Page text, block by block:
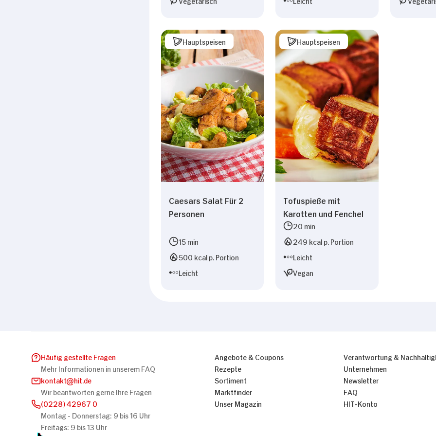
Hauptspeisen
Caesars Salat Für 2
Personen
15 min
500 kcal p. Portion
Leicht
Hauptspeisen
Tofuspieße mit
Karotten und Fenchel
20 min
249 kcal p. Portion
Leicht
Vegan
Häufig gestellte Fragen
Mehr Informationen in unserem FAQ
kontakt
hit.de
Wir beantworten gerne Ihre Fragen
(0228) 42967 0
Montag - Donnerstag: 9 bis 16 Uhr
Freitags: 9 bis 13 Uhr
Angebote & Coupons
Rezepte
Sortiment
Marktfinder
Unser Magazin
Verantwortung &
Unternehmen
Newsletter
FAQ
HIT-Konto